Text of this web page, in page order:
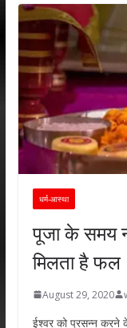
धर्म-आस्था
पूजा के समय
मिलता है फल
August 29, 2020
ईश्वर को प्रसन्न करने के